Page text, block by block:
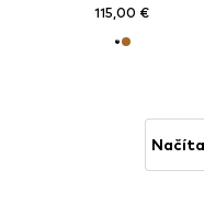
115,00 €